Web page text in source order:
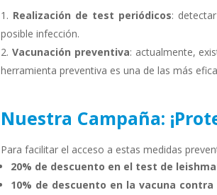
Realización de test periódicos:
posible infección.
Vacunación preventiva: actualmente,
herramienta preventiva es una de las más
Nuestra Campaña:
Para facilitar el acceso a estas medidas
20% de descuento en el test de
10% de descuento en la vacuna